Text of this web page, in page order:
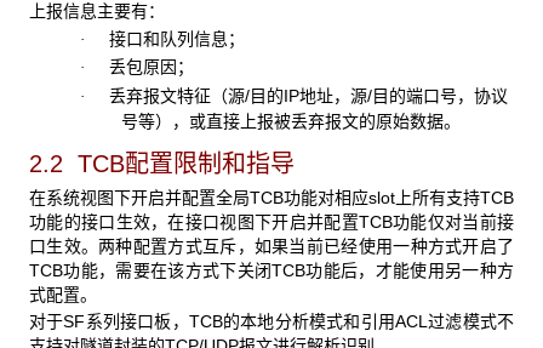
上报信息主要有：
· 接口和队列信息；
· 丢包原因；
· 丢弃报文特征（源/目的IP地址，源/目的端口号，协议
号等），或直接上报被丢弃报文的原始数据。
2.2 TCB配置限制和指导
在系统视图下开启并配置全局TCB功能对相应slot上所有支持TCB
功能的接口生效，在接口视图下开启并配置TCB功能仅对当前接
口生效。两种配置方式互斥，如果当前已经使用一种方式开启了
TCB功能，需要在该方式下关闭TCB功能后，才能使用另一种方
式配置。
对于SF系列接口板，TCB的本地分析模式和引用ACL过滤模式不